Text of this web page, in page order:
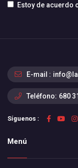
Estoy de acuerdo
E-mail :
Teléfono: 680
Síguenos :
Menú